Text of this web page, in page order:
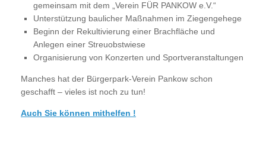
gemeinsam mit dem „Verein FÜR PANKOW e.V.“
Unterstützung baulicher Maßnahmen im Ziegengehege
Beginn der Rekultivierung einer Brachfläche und
Anlegen einer Streuobstwiese
Organisierung von Konzerten und Sportveranstaltungen
Manches hat der Bürgerpark-Verein Pankow schon
geschafft – vieles ist noch zu tun!
Auch Sie können mithelfen !